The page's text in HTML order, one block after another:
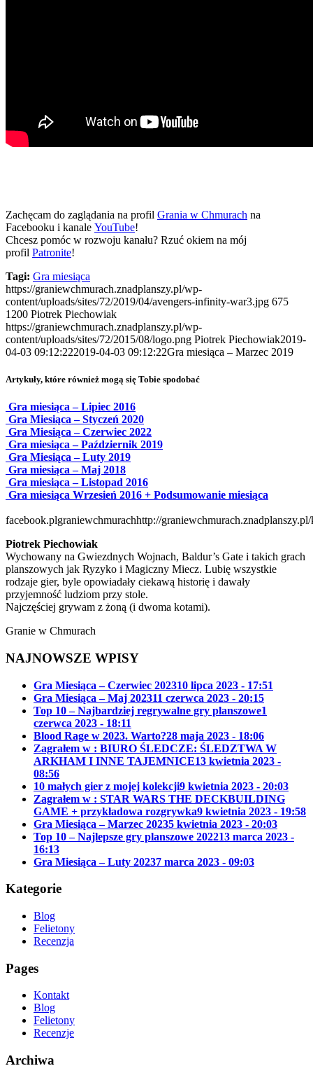
Zachęcam do zaglądania na profil Grania w Chmurach na
Facebooku i kanale YouTube!
Chcesz pomóc w rozwoju kanału? Rzuć okiem na mój
profil Patronite!
Tagi: Gra miesiąca
https://graniewchmurach.znadplanszy.pl/wp-
content/uploads/sites/72/2019/04/avengers-infinity-war3.jpg 675
1200 Piotrek Piechowiak
https://graniewchmurach.znadplanszy.pl/wp-
content/uploads/sites/72/2015/08/logo.png Piotrek Piechowiak2019-
04-03 09:12:222019-04-03 09:12:22Gra miesiąca – Marzec 2019
Artykuły, które również mogą się Tobie spodobać
Gra miesiąca – Lipiec 2016
Gra Miesiąca – Styczeń 2020
Gra Miesiąca – Czerwiec 2022
Gra miesiąca – Październik 2019
Gra Miesiąca – Luty 2019
Gra miesiąca – Maj 2018
Gra miesiąca – Listopad 2016
Gra miesiąca Wrzesień 2016 + Podsumowanie miesiąca
facebook.plgraniewchmurachhttp://
Piotrek Piechowiak
Wychowany na Gwiezdnych Wojnach, Baldur’s Gate i takich grach
planszowych jak Ryzyko i Magiczny Miecz. Lubię wszystkie
rodzaje gier, byle opowiadały ciekawą historię i dawały
przyjemność ludziom przy stole.
Najczęściej grywam z żoną (i dwoma kotami).
Granie w Chmurach
NAJNOWSZE WPISY
Gra Miesiąca – Czerwiec 202310 lipca 2023 - 17:51
Gra Miesiąca – Maj 202311 czerwca 2023 - 20:15
Top 10 – Najbardziej regrywalne gry planszowe1
czerwca 2023 - 18:11
Blood Rage w 2023. Warto?28 maja 2023 - 18:06
Zagrałem w : BIURO ŚLEDCZE: ŚLEDZTWA W
ARKHAM I INNE TAJEMNICE13 kwietnia 2023 -
08:56
10 małych gier z mojej kolekcji9 kwietnia 2023 - 20:03
Zagrałem w : STAR WARS THE DECKBUILDING
GAME + przykładowa rozgrywka9 kwietnia 2023 - 19:58
Gra Miesiąca – Marzec 20235 kwietnia 2023 - 20:03
Top 10 – Najlepsze gry planszowe 202213 marca 2023 -
16:13
Gra Miesiąca – Luty 20237 marca 2023 - 09:03
Kategorie
Blog
Felietony
Recenzja
Pages
Kontakt
Blog
Felietony
Recenzje
Archiwa